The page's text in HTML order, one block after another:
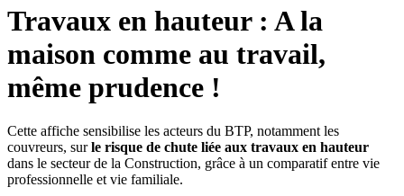
Travaux en hauteur : A la
maison comme au travail,
même prudence !
Cette affiche sensibilise les acteurs du BTP, notamment les
couvreurs, surle risque de chute liée aux travaux en hauteur
dans le secteur de la Construction, grâce à un comparatif entre vie
professionnelle et vie familiale.